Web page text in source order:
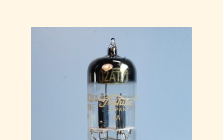
Test setup ECC88, E88CC,
Testing ECC81 family tubes
Testing ECC82 family tubes
Testing ECC83 family tubes
Testing ECC88 family tubes